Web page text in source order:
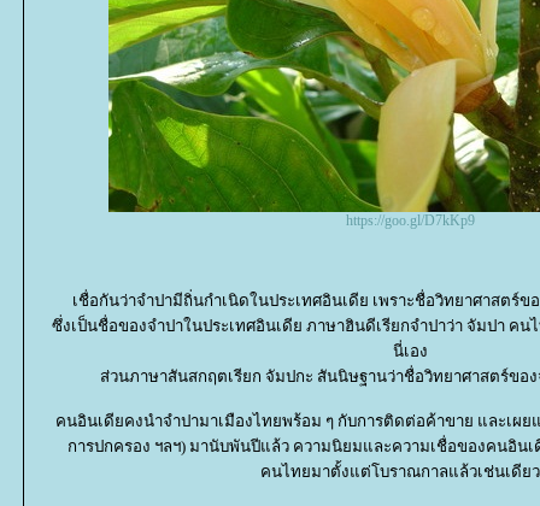
https://goo.gl/D7kKp9
เชื่อกันว่าจำปามีถิ่นกำเนิดในประเทศอินเดีย เพราะชื่อวิทยาศาสตร์ขอ
ซึ่งเป็นชื่อของจำปาในประเทศอินเดีย ภาษาฮินดีเรียกจำปาว่า จัมปา ค
นี่เอง
ส่วนภาษาสันสกฤตเรียก จัมปกะ สันนิษฐานว่าชื่อวิทยาศาสตร์ขอ
คนอินเดียคงนำจำปามาเมืองไทยพร้อม ๆ กับการติดต่อค้าขาย และเผย
การปกครอง ฯลฯ) มานับพันปีแล้ว ความนิยมและความเชื่อของคนอิน
คนไทยมาตั้งแต่โบราณกาลแล้วเช่นเดีย